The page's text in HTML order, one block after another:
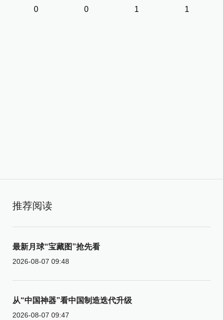
0 0 1 1
推荐阅读
最新月球“宝藏图”抢先看
2026-08-07 09:48
从“中国神器”看中国制造迭代升级
2026-08-07 09:47